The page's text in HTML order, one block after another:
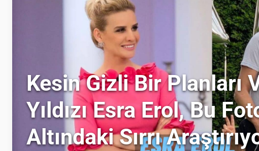
Kesin Gizli Bir Planları
Yıldızı Esra Erol, Bu
Altındaki Sırrı